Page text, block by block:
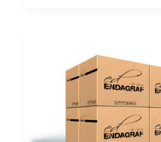
innovadoras
negocio